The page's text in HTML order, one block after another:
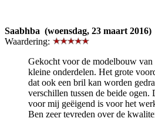
Saabhba (woensdag, 23 maart 2016)
Waardering:
Gekocht voor de modelbouw van
kleine onderdelen. Het grote
dat ook een bril kan worden
verschillen tussen de beide
voor mij geëigend is voor het
Ben zeer tevreden over de